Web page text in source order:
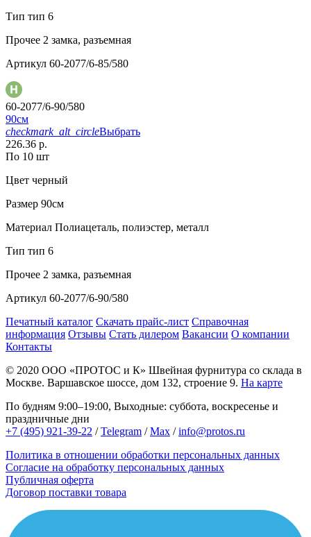
Тип тип 6
Прочее 2 замка, разъемная
Артикул 60-2077/6-85/580
60-2077/6-90/580
90см
checkmark_alt_circleВыбрать
226.36 р.
По 10 шт
Цвет черный
Размер 90см
Материал Полиацеталь, полиэстер, металл
Тип тип 6
Прочее 2 замка, разъемная
Артикул 60-2077/6-90/580
Печатный каталог Скачать прайс-лист Справочная
информация Отзывы Стать дилером Вакансии О компании
Контакты
© 2020 ООО «ПРОТОС и К» Швейная фурнитура со склада в
Москве. Варшавское шоссе, дом 132, строение 9. На карте
По будням 9:00–19:00, Выходные: суббота, воскресенье и
праздничные дни
+7 (495) 921-39-22 /Telegram /Max /info@protos.ru
Политика в отношении обработки персональных данных
Согласие на обработку персональных данных
Публичная оферта
Договор поставки товара